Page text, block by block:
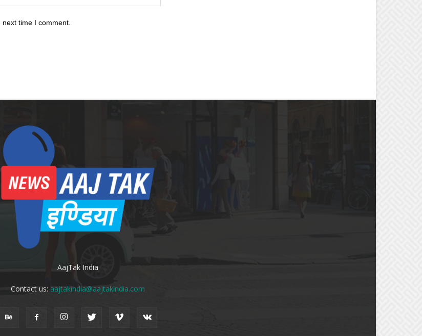
time I comment.
AajTak India
Contact us: aajtakindia@aajtakindia.com